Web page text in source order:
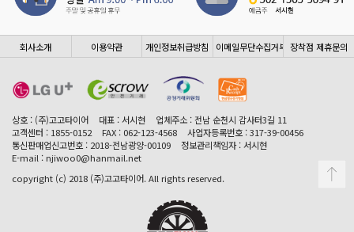
회사소개 이용약관 개인정보취급방침 이메일무단수집거부 장착점 제휴문의
상호 : (주)고고타이어 대표 : 서시현
업체주소 : 전남 순천시 감사터3길 11
고객센터 : 1855-0152
FAX : 062-123-4568
사업자등록번호 : 317-39-00456
통신판매업신고번호 : 2018-전남광양-00109
정보관리책임자 : 서시현
E-mail : njiwoo0@hanmail.net
copyright (c) 2018 (주)고고타이어. All rights reserved.